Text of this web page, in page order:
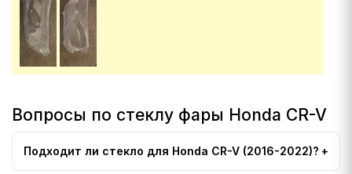
Вопросы по стеклу фары Honda CR-V
Подходит ли стекло для Honda CR-V (2016-2022)?